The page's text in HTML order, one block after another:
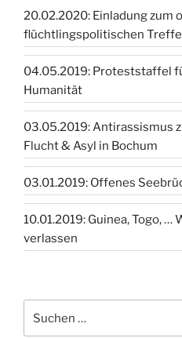
20.02.2020: Einladung zum
flüchtlingspolitischen
04.05.2019: Proteststaffel
Humanität
03.05.2019: Antirassismus
Flucht & Asyl in Bochum
03.01.2019: Offenes
10.01.2019: Guinea, Togo, … Warum wir unsere Länder
verlassen
nach: